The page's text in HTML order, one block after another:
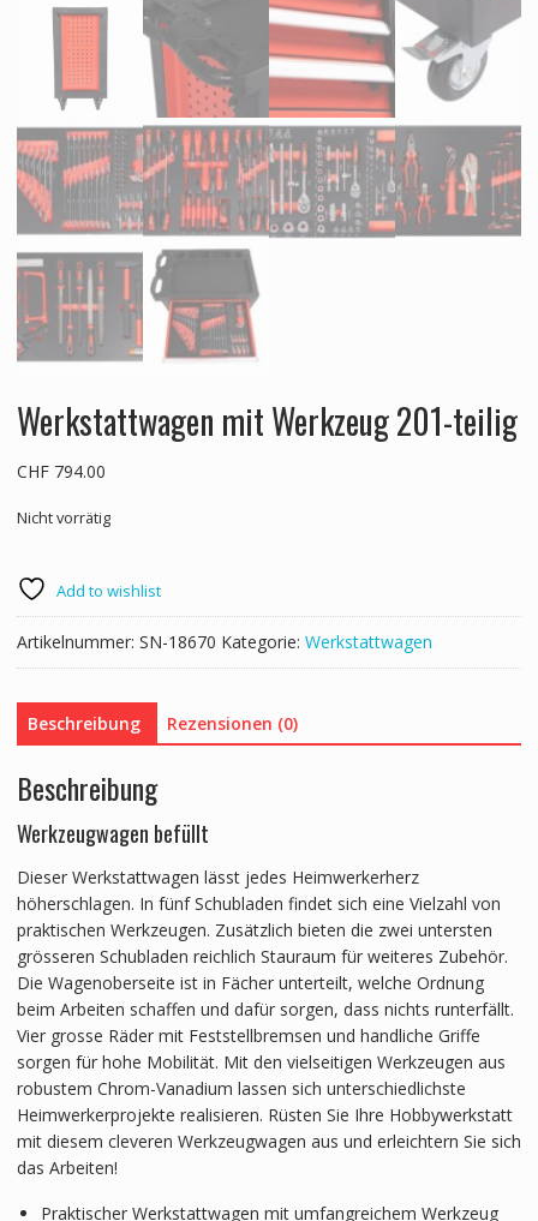
Werkstattwagen mit Werkzeug 201-teilig
CHF794.00
Nicht vorrätig
Add to wishlist
Artikelnummer: SN-18670 Kategorie: Werkstattwagen
Beschreibung Rezensionen (0)
Beschreibung
Werkzeugwagen befüllt
Dieser Werkstattwagen lässt jedes Heimwerkerherz
höherschlagen. In fünf Schubladen findet sich eine Vielzahl von
praktischen Werkzeugen. Zusätzlich bieten die zwei untersten
grösseren Schubladen reichlich Stauraum für weiteres Zubehör.
Die Wagenoberseite ist in Fächer unterteilt, welche Ordnung
beim Arbeiten schaffen und dafür sorgen, dass nichts runterfällt.
Vier grosse Räder mit Feststellbremsen und handliche Griffe
sorgen für hohe Mobilität. Mit den vielseitigen Werkzeugen aus
robustem Chrom-Vanadium lassen sich unterschiedlichste
Heimwerkerprojekte realisieren. Rüsten Sie Ihre Hobbywerkstatt
mit diesem cleveren Werkzeugwagen aus und erleichtern Sie sich
das Arbeiten!
Praktischer Werkstattwagen mit umfangreichem Werkzeug